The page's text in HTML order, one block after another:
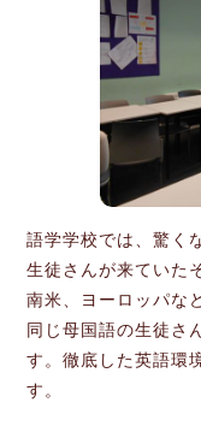
語学学校では、驚く
生徒さんが来ていた
南米、ヨーロッパな
同じ母国語の生徒さ
す。徹底した英語環
す。